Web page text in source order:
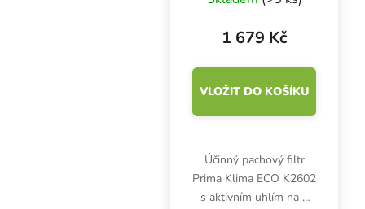
filtr
1 679 Kč
VLOŽIT DO KOŠÍKU
Účinný pachový filtr
Prima Klima ECO K2602
s aktivním uhlím na 9